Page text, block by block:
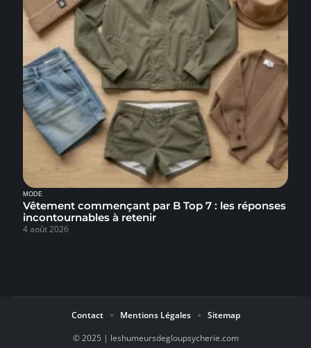
MODE
Vêtement commençant par B Top 7 : les réponses
incontournables à retenir
4 août 2026
© 2025 | leshumeursdegloupsycherie.com
Contact Mentions Légales Sitemap